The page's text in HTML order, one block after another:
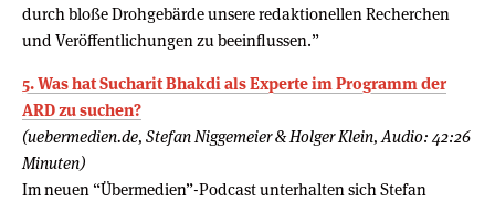
durch bloße Drohgebärde unsere redaktionellen Recherchen
und Veröffentlichungen zu beeinflussen.”
5. Was hat Sucharit Bhakdi als Experte im Programm der
ARD zu suchen?
(uebermedien.de, Stefan Niggemeier & Holger Klein, Audio: 42:26
Minuten)
Im neuen “Übermedien”-Podcast unterhalten sich Stefan